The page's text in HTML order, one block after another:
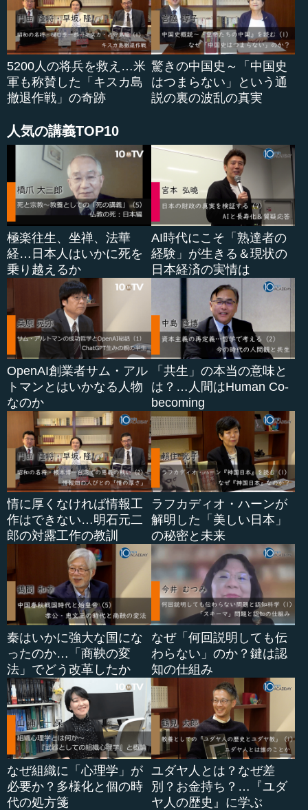
るからです。
近代に入ってくると、工業化の問題が起こったり、第一
次世界大戦に至る中でいろいろなところに戦争が起こって
きたりします。それから、経済的な破綻として恐慌もあり
ます。
からミッドウェーの海戦にかけて、日本がどのようにして
だんだんと劣勢になっていくか、一つの地図で鮮明に分か
ったりします。
●「日本語版の監修を担当できたのは幸運だった」
本村 そのようにして、現代に至るまでの物語が約350ペー
ジにわたり、2ページずつで解説されています。大変ぜいた
くでカラフル、しかも図案がたくさん入っている本です。
定価は6,500円（＋消費税）で高いようですが、一度飲み
に行くとそのぐらいは消えることを思うと、決して高くは
ありません。こちらは本当に一生もので...
5200人の将兵を救え…米
軍も称賛した「キスカ島
撤退作戦」の奇跡
驚きの中国史～「中国史
はつまらない」という通
説の裏の波乱の真実
人気の講義TOP10
極楽往生、坐禅、法華
経…日本人はいかに死を
乗り越えるか
AI時代にこそ「熟達者の
経験」が生きる＆現状の
日本経済の実情は
OpenAI創業者サム・アル
トマンとはいかなる人物
なのか
「共生」の本当の意味と
は？…人間はHuman Co-
becoming
情に厚くなければ情報工
作はできない…明石元二
郎の対露工作の教訓
ラフカディオ・ハーンが
解明した「美しい日本」
の秘密と未来
秦はいかに強大な国にな
ったのか…「商鞅の変
法」でどう改革したか
なぜ「何回説明しても伝
わらない」のか？鍵は認
知の仕組み
なぜ組織に「心理学」が
必要か？多様化と個の時
代の処方箋
ユダヤ人とは？なぜ差
別？お金持ち？…『ユダ
ヤ人の歴史』に学ぶ